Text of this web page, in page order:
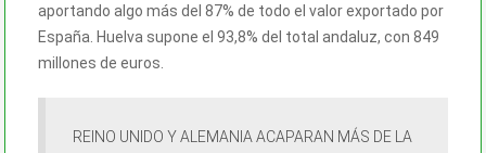
aportando algo más del 87% de todo el valor exportado por
España. Huelva supone el 93,8% del total andaluz, con 849
millones de euros.
REINO UNIDO Y ALEMANIA ACAPARAN MÁS DE LA